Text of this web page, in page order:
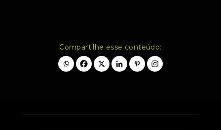
Compartilhe esse conteúdo: